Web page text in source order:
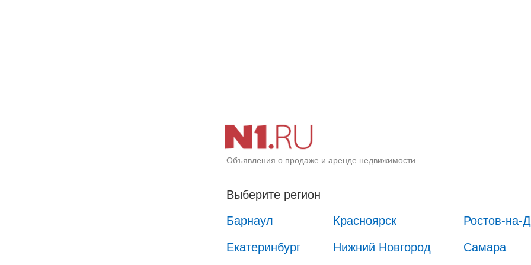
Объявления о продаже и аренде недвижимости
Выберите регион
Барнаул
Красноярск Ростов-на-
Екатеринбург Нижний Новгород Самара